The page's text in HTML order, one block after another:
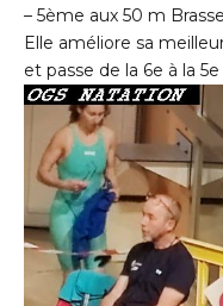
– 5ème aux 50 m
Elle améliore sa
et passe de la 6e à la 5e